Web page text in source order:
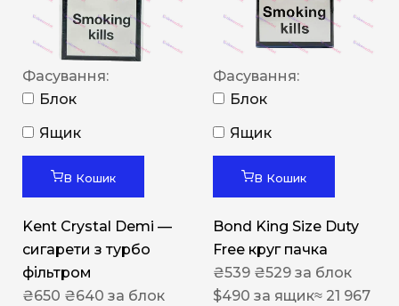
Фасування:
Блок
Ящик
В Кошик
Kent Crystal Demi —
сигарети з турбо
фільтром
₴650 ₴640 за блок
Фасування:
Блок
Ящик
В Кошик
Bond King Size Duty
Free круг пачка
₴539 ₴529 за блок
$490 за ящик≈ 21 967